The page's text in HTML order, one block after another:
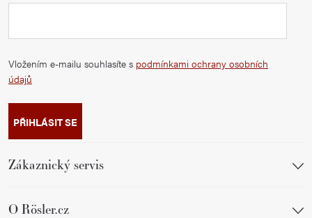
Vložením e-mailu souhlasíte s podmínkami ochrany osobních
údajů
PŘIHLÁSIT SE
Zákaznický servis
O Rösler.cz